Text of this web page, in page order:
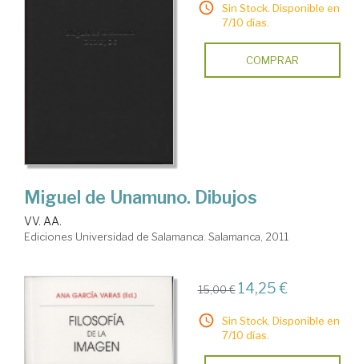
Sin Stock. Disponible en
7/10 días.
COMPRAR
Miguel de Unamuno. Dibujos
VV. AA.
Ediciones Universidad de Salamanca. Salamanca, 2011
15,00 € 14,25 €
Sin Stock. Disponible en
7/10 días.